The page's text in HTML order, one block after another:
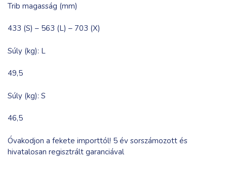
Trib magasság (mm)
433 (S) – 563 (L) – 703 (X)
Súly (kg): L
49,5
Súly (kg): S
46,5
Óvakodjon a fekete importtól! 5 év sorszámozott és
hivatalosan regisztrált garanciával